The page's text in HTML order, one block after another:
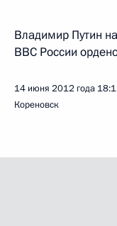
Владимир Путин
ВВС России
14 июня 2012 года
Кореновск